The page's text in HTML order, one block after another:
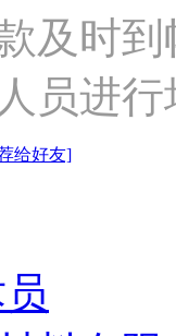
及时
员进行
给好友]